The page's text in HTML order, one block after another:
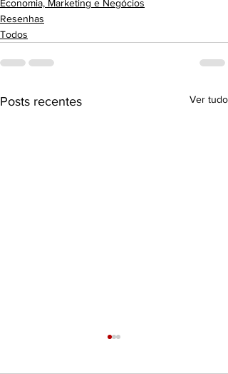
Economia, Marketing e Negócios
Resenhas
Todos
Posts recentes Ver tudo